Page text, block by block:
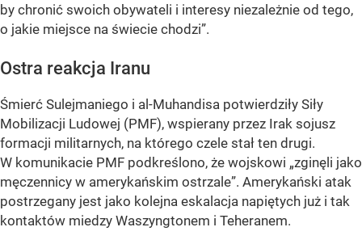
by chronić swoich obywateli i interesy niezależnie od tego,
o jakie miejsce na świecie chodzi”.
Ostra reakcja Iranu
Śmierć Sulejmaniego i al-Muhandisa potwierdziły Siły
Mobilizacji Ludowej (PMF), wspierany przez Irak sojusz
formacji militarnych, na którego czele stał ten drugi.
W komunikacie PMF podkreślono, że wojskowi „zginęli jako
męczennicy w amerykańskim ostrzale”. Amerykański atak
postrzegany jest jako kolejna eskalacja napiętych już i tak
kontaktów miedzy Waszyngtonem i Teheranem.